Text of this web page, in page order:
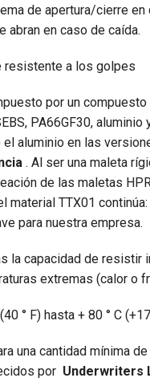
de apertura/cierre
abran en caso de caída.
resistente a los golpes
por un
PA66GF30,
aluminio en las
. Al ser una maleta
de las maletas
TTX01
para nuestra empresa.
la capacidad de
extremas (calor
° F) hasta + 80 ° C
una cantidad mínima
por Underwriters